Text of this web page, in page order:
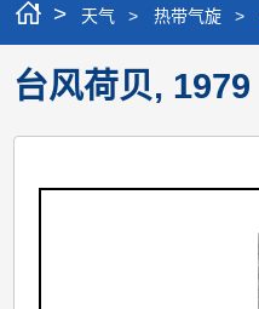
> 天气 > 热带气旋 >
台风荷贝, 1979